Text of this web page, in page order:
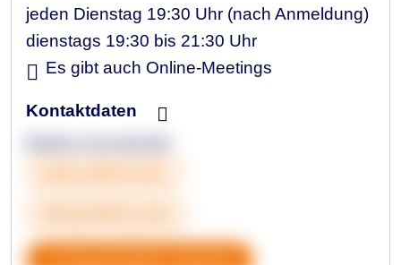
jeden Dienstag 19:30 Uhr (nach Anmeldung)
dienstags 19:30 bis 21:30 Uhr
Es gibt auch Online-Meetings
Kontaktdaten